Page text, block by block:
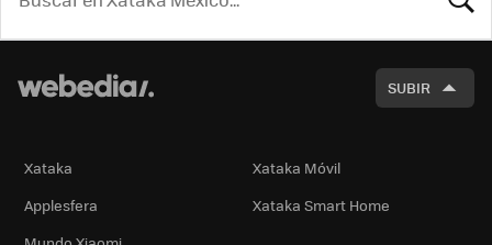
SUBIR
Xataka
Xataka Móvil
Applesfera
Xataka Smart Home